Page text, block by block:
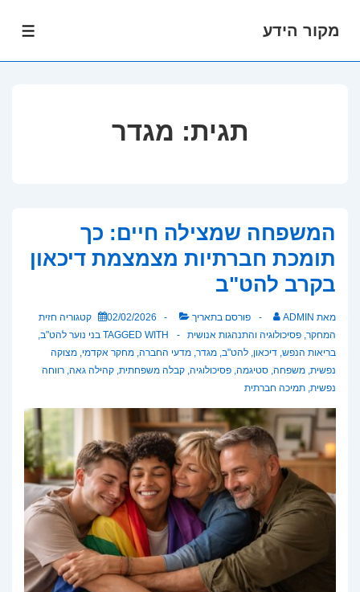
מקור הידע
תגית: מגדר
המשפחה שמצילה חיים: כך
תומכת חברתיות מצמצמת דיכאון
בקרב להט"ב
מאת ADMIN פורסם בתאריך 02/02/2026 קטגוריה חזית
המחקר, פסיכולוגיה והתנהגות אנושית TAGGED WITH בני נוער להט"ב,
בריאות הנפש, דיכאון, להט"ב, מגדר, מדעי החברה, מחקר אקדמי, מצוקה
נפשית, משפחה, סטיגמה, פסיכולוגיה, קבלה משפחתית, קהילה גאה, רווחה
נפשית, תמיכה חברתית